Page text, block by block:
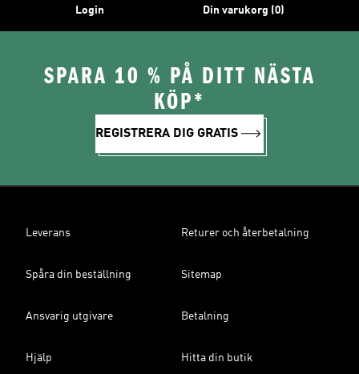
Login Din varukorg (0)
SPARA 10 % PÅ DITT NÄSTA
KÖP*
REGISTRERA DIG GRATIS
Leverans Returer och återbetalning
Spåra din beställning Sitemap
Ansvarig utgivare Betalning
Hjälp Hitta din butik